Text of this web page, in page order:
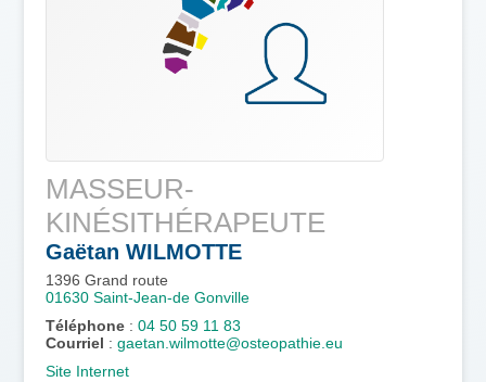
MASSEUR-
KINÉSITHÉRAPEUTE
Gaëtan WILMOTTE
1396 Grand route
01630 Saint-Jean-de Gonville
Téléphone : 04 50 59 11 83
Courriel : gaetan.wilmotte@osteopathie.eu
Site Internet